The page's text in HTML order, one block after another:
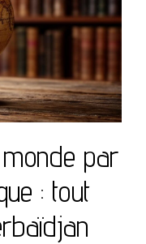
par
: tout